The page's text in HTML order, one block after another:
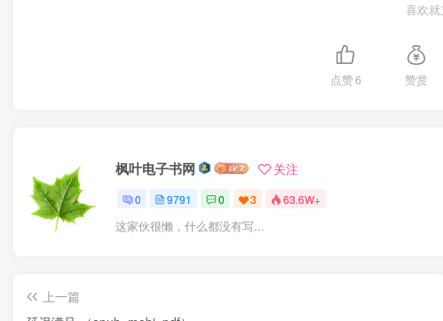
喜欢
点赞6 赞赏
枫叶电子书网 关注
0 9791 0 3 63.6W+
这家伙很懒，什么都没有写...
上一篇